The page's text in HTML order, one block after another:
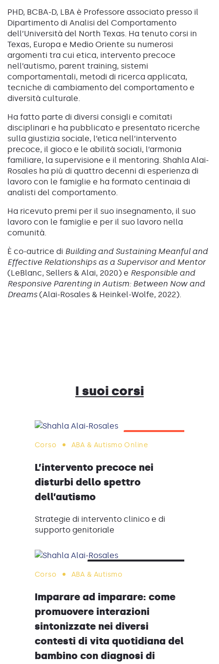
PHD, BCBA-D, LBA è Professore associato presso il
Dipartimento di Analisi del Comportamento
dell’Università del North Texas. Ha tenuto corsi in
Texas, Europa e Medio Oriente su numerosi
argomenti tra cui etica, intervento precoce
nell’autismo, parent training, sistemi
comportamentali, metodi di ricerca applicata,
tecniche di cambiamento del comportamento e
diversità culturale.
Ha fatto parte di diversi consigli e comitati
disciplinari e ha pubblicato e presentato ricerche
sulla giustizia sociale, l’etica nell’intervento
precoce, il gioco e le abilità sociali, l’armonia
familiare, la supervisione e il mentoring. Shahla Alai-
Rosales ha più di quattro decenni di esperienza di
lavoro con le famiglie e ha formato centinaia di
analisti del comportamento.
Ha ricevuto premi per il suo insegnamento, il suo
lavoro con le famiglie e per il suo lavoro nella
comunità.
È co-autrice di Building and Sustaining Meanful and
Effective Relationships as a Supervisor and Mentor
(LeBlanc, Sellers & Alai, 2020) e Responsible and
Responsive Parenting in Autism: Between Now and
Dreams(Alai-Rosales & Heinkel-Wolfe, 2022).
I suoi corsi
Corso ABA & Autismo Online
L’intervento precoce nei
disturbi dello spettro
dell’autismo
Strategie di intervento clinico e di
supporto genitoriale
Corso ABA & Autismo
Imparare ad imparare: come
promuovere interazioni
sintonizzate nei diversi
contesti di vita quotidiana del
bambino con diagnosi di